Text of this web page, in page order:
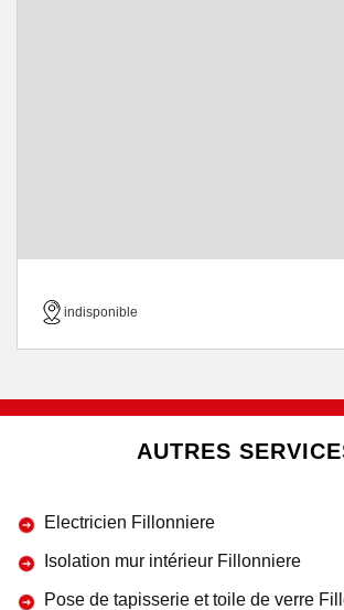
indisponible
AUTRES
Electricien Fillonniere
Isolation mur intérieur Fillonniere
Pose de tapisserie et toile de verre